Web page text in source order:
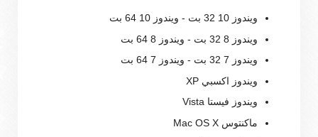
ويندوز 10 32 بت - ويندوز 10 64 بت
ويندوز 8 32 بت - ويندوز 8 64 بت
ويندوز 7 32 بت - ويندوز 7 64 بت
ويندوز اكسبي XP
ويندوز فيستا Vista
ماكنتوس Mac OS X